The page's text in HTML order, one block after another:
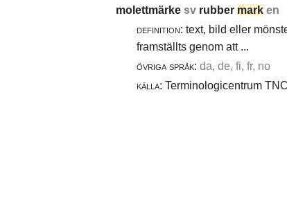
molettmärke sv rubber mark en
definition: text, bild eller
framställts genom att ...
övriga språk: da, de, fi, fr, no
källa: Terminologicentrum